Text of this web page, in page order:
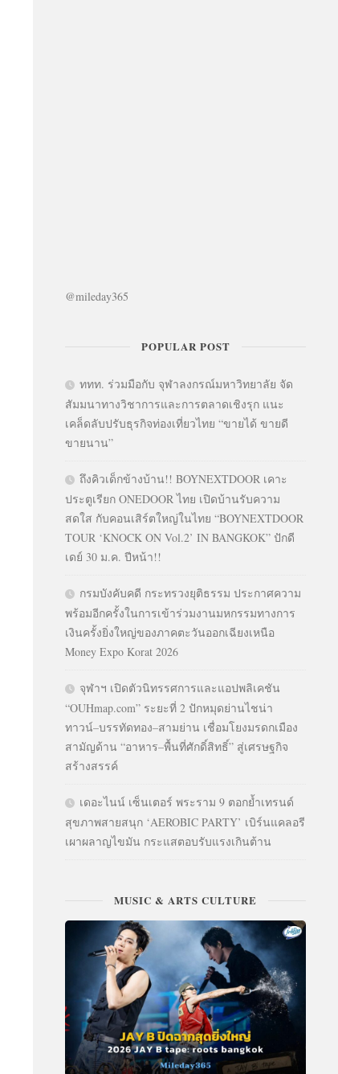
@mileday365
POPULAR POST
ททท. ร่วมมือกับ จุฬาลงกรณ์มหาวิทยาลัย จัด
สัมมนาทางวิชาการและการตลาดเชิงรุก แนะ
เคล็ดลับปรับธุรกิจท่องเที่ยวไทย “ขายได้ ขายดี
ขายนาน”
ถึงคิวเด็กข้างบ้าน!! BOYNEXTDOOR เคาะ
ประตูเรียก ONEDOOR ไทย เปิดบ้านรับความ
สดใส กับคอนเสิร์ตใหญ่ในไทย “BOYNEXTDOOR
TOUR ‘KNOCK ON Vol.2’ IN BANGKOK” ปักดี
เดย์ 30 ม.ค. ปีหน้า!!
กรมบังคับคดี กระทรวงยุติธรรม ประกาศความ
พร้อมอีกครั้งในการเข้าร่วมงานมหกรรมทางการ
เงินครั้งยิ่งใหญ่ของภาคตะวันออกเฉียงเหนือ
Money Expo Korat 2026
จุฬาฯ เปิดตัวนิทรรศการและแอปพลิเคชัน
“OUHmap.com” ระยะที่ 2 ปักหมุดย่านไชน่า
ทาวน์–บรรทัดทอง–สามย่าน เชื่อมโยงมรดกเมือง
สามัญด้าน “อาหาร–พื้นที่ศักดิ์สิทธิ์” สู่เศรษฐกิจ
สร้างสรรค์
เดอะไนน์ เซ็นเตอร์ พระราม 9 ตอกย้ำเทรนด์
สุขภาพสายสนุก ‘AEROBIC PARTY’ เบิร์นแคลอรี
เผาผลาญไขมัน กระแสตอบรับแรงเกินต้าน
MUSIC & ARTS CULTURE